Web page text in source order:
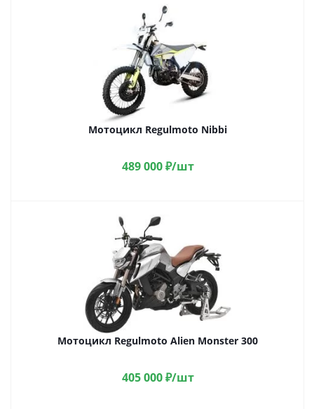
Мотоцикл Regulmoto Nibbi
489 000₽/шт
Мотоцикл Regulmoto Alien Monster 300
405 000₽/шт